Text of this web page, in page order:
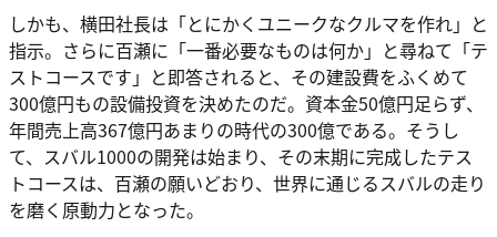
しかも、横田社長は「とにかくユニークなクルマを作れ」と
指示。さらに百瀬に「一番必要なものは何か」と尋ねて「テ
ストコースです」と即答されると、その建設費をふくめて
300億円もの設備投資を決めたのだ。資本金50億円足らず、
年間売上高367億円あまりの時代の300億である。そうし
て、スバル1000の開発は始まり、その末期に完成したテス
トコースは、百瀬の願いどおり、世界に通じるスバルの走り
を磨く原動力となった。